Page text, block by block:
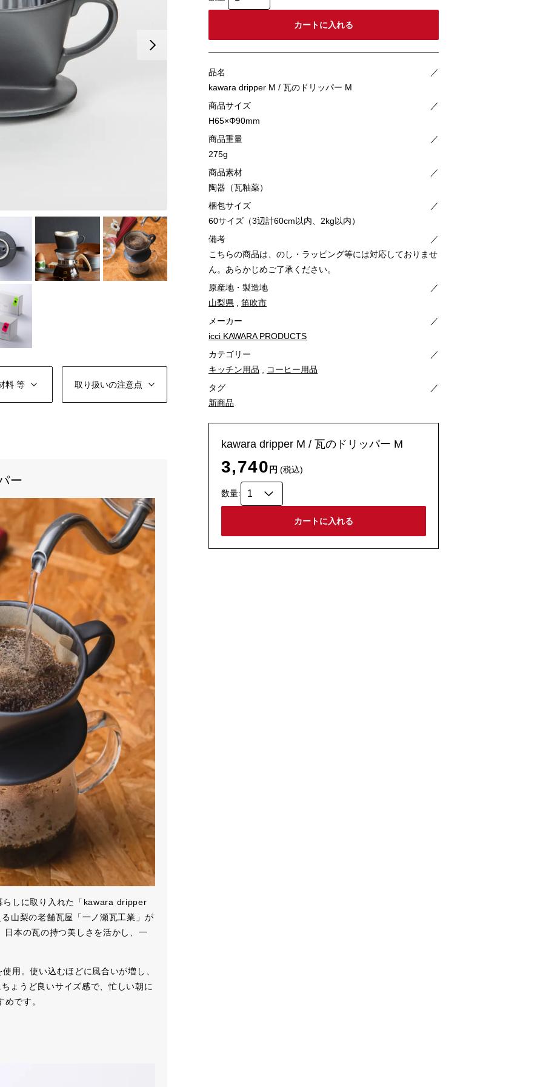
品名
／
kawara dripper M / 瓦のドリッパー M
商品サイズ
／
H65×Φ90mm
商品重量
／
275g
商品素材
／
陶器（瓦釉薬）
梱包サイズ
／
60サイズ（3辺計60cm以内、2kg以内）
備考
／
こちらの商品は、のし・ラッピング等には対応しておりませ
ん。あらかじめご了承ください。
原産地・製造地
／
山梨県
笛吹市
メーカー
／
icci KAWARA PRODUCTS
カテゴリー
／
キッチン用品
コーヒー用品
タグ
／
新商品
kawara dripper M / 瓦のドリッパー M
3,740円 (税込)
数量:
料 等 取り扱いの注意点
ー
らしに取り入れた「kawara dripper
山梨の老舗瓦屋「一ノ瀬瓦工業」が
本の瓦の持つ美しさを活かし、一
用。使い込むほどに風合いが増し、
ょうど良いサイズ感で、忙しい朝に
です。